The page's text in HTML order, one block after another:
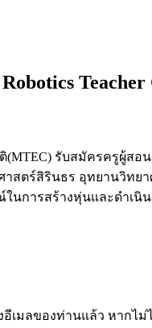
Teacher
รับสมัครครูผู้ส
ศาสตร์สิรินธร อุทยานวิ
การสร้างหุ่นและดำเ
เมลของท่านแล้ว หากไม่